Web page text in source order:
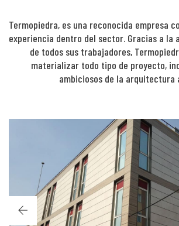
Termopiedra, es una reconocida empresa
experiencia dentro del sector. Gracias a la
de todos sus trabajadores,
materializar todo tipo de proyecto,
ambiciosos de la arquitectura